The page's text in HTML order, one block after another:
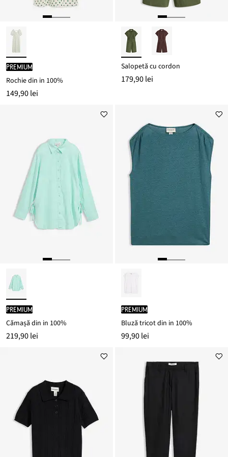
PREMIUM
Rochie din in 100%
149,90 lei
Salopetă cu cordon
179,90 lei
PREMIUM
Cămașă din in 100%
219,90 lei
PREMIUM
Bluză tricot din in 100%
99,90 lei